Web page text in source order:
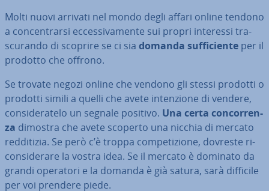
Molti nuovi arrivati nel mondo degli affari online tendono
a con­cen­trar­si ec­ces­si­va­men­te sui propri interessi tra­
scu­ran­do di scoprire se ci sia domanda suf­fi­cien­te per il
prodotto che offrono.
Se trovate negozi online che vendono gli stessi prodotti o
prodotti simili a quelli che avete in­ten­zio­ne di vendere,
con­si­de­ra­te­lo un segnale positivo. Una certa con­cor­ren­
za dimostra che avete scoperto una nicchia di mercato
red­di­ti­zia. Se però c’è troppa com­pe­ti­zio­ne, dovreste ri­
con­si­de­ra­re la vostra idea. Se il mercato è dominato da
grandi operatori e la domanda è già satura, sarà difficile
per voi prendere piede.